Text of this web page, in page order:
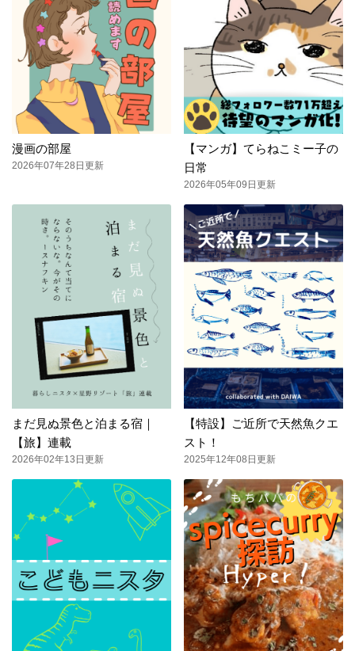
漫画の部屋
2026年07年28日更新
【マンガ】てらねこミー子の
日常
2026年05年09日更新
まだ見ぬ景色と泊まる宿｜
【旅】連載
2026年02年13日更新
【特設】ご近所で天然魚クエ
スト！
2025年12年08日更新